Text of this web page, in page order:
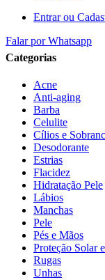
Entrar ou
Falar por Whatsapp
Categorias
Acne
Anti-aging
Barba
Celulite
Cílios e
Desodorante
Estrias
Flacidez
Hidratação Pele
Lábios
Manchas
Pele
Pés e Mãos
Proteção Solar
Rugas
Unhas